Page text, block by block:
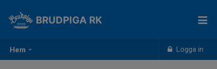
Hem Logga in
BRUDPIGA RK